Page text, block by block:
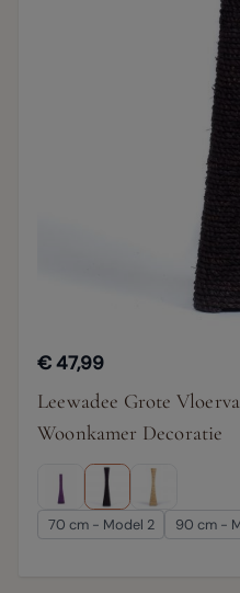
€ 47,99
Leewadee Grote
Woonkamer Decoratie
70 cm - Model 2 90 cm -